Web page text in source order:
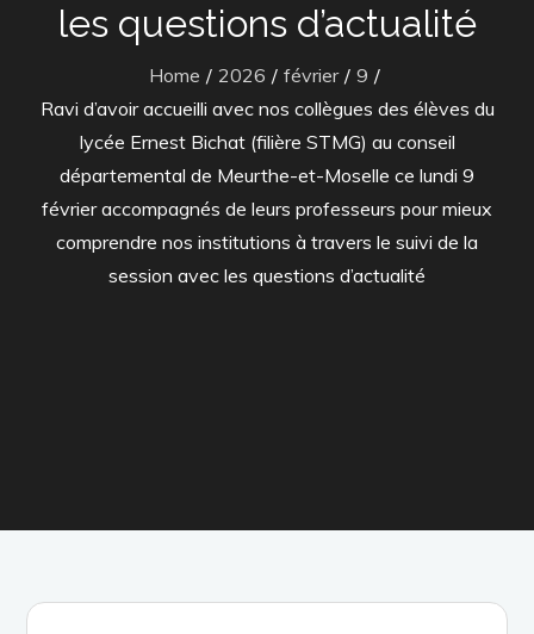
les questions d’actualité
Home 2026 février
9
Ravi d’avoir accueilli avec nos collègues des élèves du
lycée Ernest Bichat (filière STMG) au conseil
départemental de Meurthe-et-Moselle ce lundi 9
février accompagnés de leurs professeurs pour mieux
comprendre nos institutions à travers le suivi de la
session avec les questions d’actualité